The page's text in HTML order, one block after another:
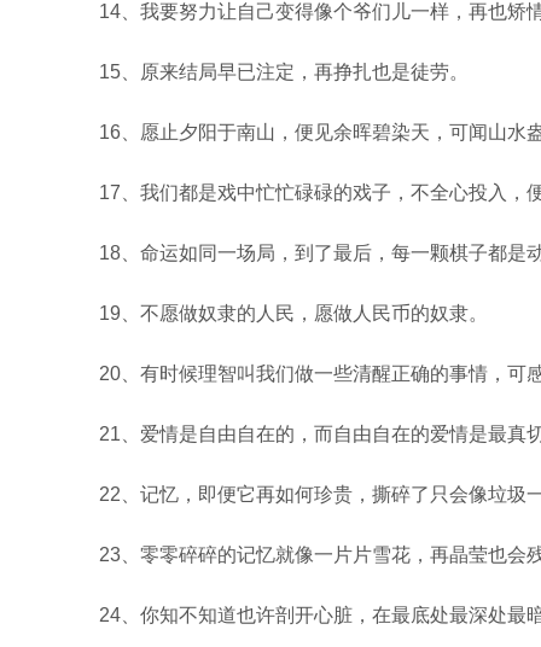
14、我要努力让自己变得像个爷们儿一样，再也矫
15、原来结局早已注定，再挣扎也是徒劳。
16、愿止夕阳于南山，便见余晖碧染天，可闻山水
17、我们都是戏中忙忙碌碌的戏子，不全心投入，
18、命运如同一场局，到了最后，每一颗棋子都是
19、不愿做奴隶的人民，愿做人民币的奴隶。
20、有时候理智叫我们做一些清醒正确的事情，可
21、爱情是自由自在的，而自由自在的爱情是最真
22、记忆，即便它再如何珍贵，撕碎了只会像垃圾
23、零零碎碎的记忆就像一片片雪花，再晶莹也会
24、你知不知道也许剖开心脏，在最底处最深处最